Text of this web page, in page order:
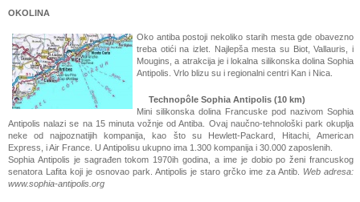
OKOLINA
Oko antiba postoji nekoliko starih mesta gde obavezno
treba otići na izlet. Najlepša mesta su Biot, Vallauris, i
Mougins, a atrakcija je i lokalna silikonska dolina Sophia
Antipolis. Vrlo blizu su i regionalni centri Kan i Nica.
Technopôle Sophia Antipolis (10 km)
Mini silikonska dolina Francuske pod nazivom Sophia
Antipolis nalazi se na 15 minuta vožnje od Antiba. Ovaj naučno-tehnološki park okuplja
neke od najpoznatijih kompanija, kao što su Hewlett-Packard, Hitachi, American
Express, i Air France. U Antipolisu ukupno ima 1.300 kompanija i 30.000 zaposlenih.
Sophia Antipolis je sagrađen tokom 1970ih godina, a ime je dobio po ženi francuskog
senatora Lafita koji je osnovao park. Antipolis je staro grčko ime za Antib. Web adresa:
www.sophia-antipolis.org